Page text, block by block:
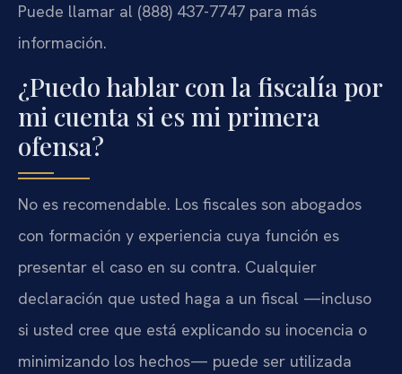
Puede llamar al (888) 437-7747 para más
información.
¿Puedo hablar con la fiscalía por
mi cuenta si es mi primera
ofensa?
No es recomendable. Los fiscales son abogados
con formación y experiencia cuya función es
presentar el caso en su contra. Cualquier
declaración que usted haga a un fiscal —incluso
si usted cree que está explicando su inocencia o
minimizando los hechos— puede ser utilizada